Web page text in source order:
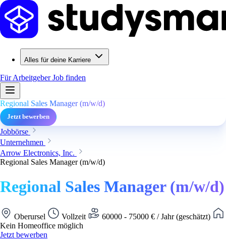
Alles für deine Karriere
Für ArbeitgeberJob finden
Regional Sales Manager (m/w/d)
Jetzt bewerben
Jobbörse
Unternehmen
Arrow Electronics, Inc.
Regional Sales Manager (m/w/d)
Regional Sales Manager (m/w/d)
Oberursel Vollzeit
60000 - 75000 € / Jahr (geschätzt)
Kein Homeoffice möglich
Jetzt bewerben